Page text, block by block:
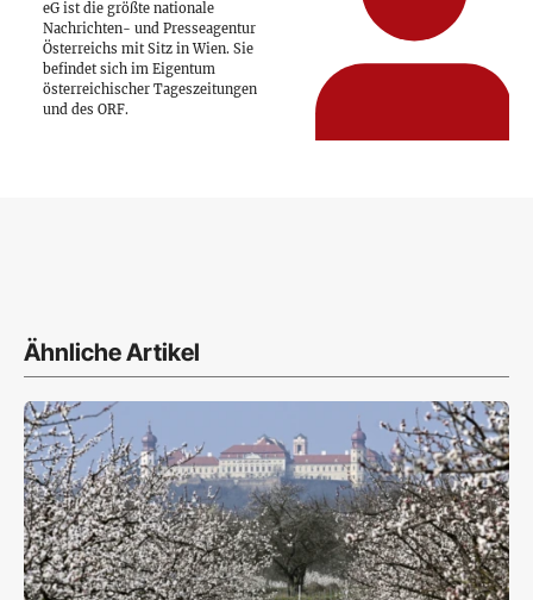
eG ist die größte nationale
Nachrichten- und Presseagentur
Österreichs mit Sitz in Wien. Sie
befindet sich im Eigentum
österreichischer Tageszeitungen
und des ORF.
Ähnliche Artikel